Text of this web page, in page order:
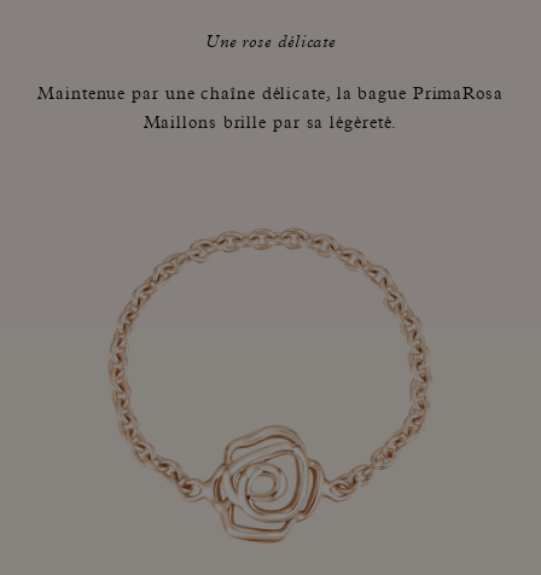
Une rose délicate
Maintenue par une chaîne délicate, la bague PrimaRosa
Maillons brille par sa légèreté.